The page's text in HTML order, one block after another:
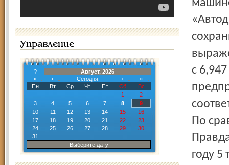
Управление
?
Август, 2026
«
‹ Сегодня ›
»
Пн
Вт Ср Чт Пт Сб
Вс
1
2
3
4 5 6 7 8
9
10
11 12 13 14 15
16
17
18 19 20 21 22
23
24
25 26 27 28 29
30
31
Выберите дату
с
По
году 5